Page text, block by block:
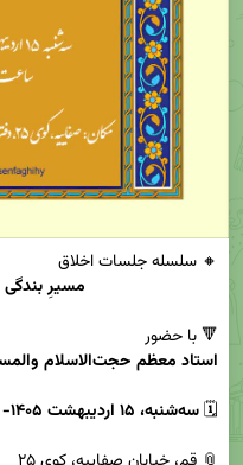
مسیرِ بندگی
🔻 با حضور
استاد معظم حجت‌الاسلام والمسلمین دکتر رفیعی
🗓 سه‌شنبه، ۱۵ اردیبهشت ۱۴۰۵- ساعت ۲۰